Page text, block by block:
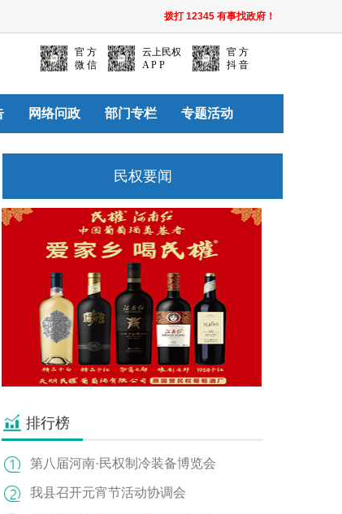
拨打 12345 有事找政府！
官 方
微 信
云上民权
A P P
官 方
抖 音
网络问政 部门专栏 专题活动
民权要闻
排行榜
第八届河南·民权制冷装备博览会
我县召开元宵节活动协调会